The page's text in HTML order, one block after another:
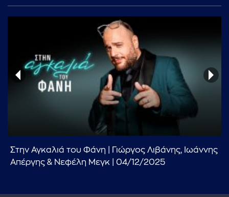
Στην Αγκαλιά του Φάνη | Γιώργος Λιβάνης, Ιωάννης
Απέργης & Νεφέλη Μεγκ | 04/12/2025